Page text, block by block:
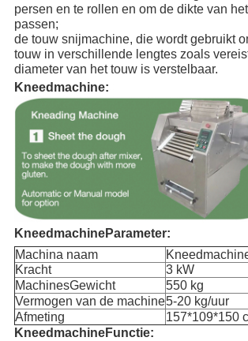
persen en te rollen en om de dikte van
passen;
de touw snijmachine, die wordt gebruikt
touw in verschillende lengtes zoals
diameter van het touw is verstelbaar.
Kneedmachine:
KneedmachineParameter:
Machina naam
Kracht
3 kW
MachinesGewicht
550 kg
Vermogen van de machine5-20 kg/uur
Afmeting
157*109*150
KneedmachineFunctie: